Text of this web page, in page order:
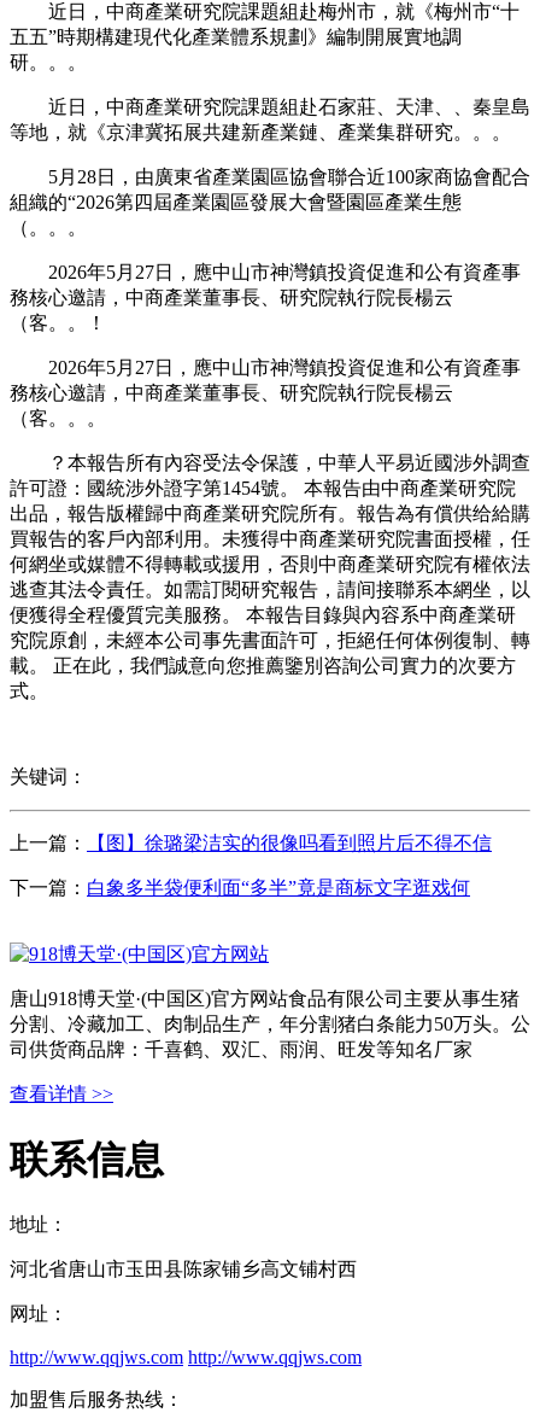
近日，中商產業研究院課題組赴梅州市，就《梅州市“十
五五”時期構建現代化產業體系規劃》編制開展實地調
研。。。
近日，中商產業研究院課題組赴石家莊、天津、、秦皇島
等地，就《京津冀拓展共建新產業鏈、產業集群研究。。。
5月28日，由廣東省產業園區協會聯合近100家商協會配合
組織的“2026第四屆產業園區發展大會暨園區產業生態
（。。。
2026年5月27日，應中山市神灣鎮投資促進和公有資產事
務核心邀請，中商產業董事長、研究院執行院長楊云
（客。。！
2026年5月27日，應中山市神灣鎮投資促進和公有資產事
務核心邀請，中商產業董事長、研究院執行院長楊云
（客。。。
？本報告所有內容受法令保護，中華人平易近國涉外調查
許可證：國統涉外證字第1454號。 本報告由中商產業研究院
出品，報告版權歸中商產業研究院所有。報告為有償供给給購
買報告的客戶內部利用。未獲得中商產業研究院書面授權，任
何網坐或媒體不得轉載或援用，否則中商產業研究院有權依法
逃查其法令責任。如需訂閱研究報告，請间接聯系本網坐，以
便獲得全程優質完美服務。 本報告目錄與內容系中商產業研
究院原創，未經本公司事先書面許可，拒絕任何体例復制、轉
載。 正在此，我們誠意向您推薦鑒別咨詢公司實力的次要方
式。
关键词：
上一篇： 【图】徐璐梁洁实的很像吗看到照片后不得不信
下一篇： 白象多半袋便利面“多半”竟是商标文字逛戏何
唐山918博天堂·(中国区)官方网站食品有限公司主要从事生猪
分割、冷藏加工、肉制品生产，年分割猪白条能力50万头。公
司供货商品牌：千喜鹤、双汇、雨润、旺发等知名厂家
查看详情 >>
联系信息
地址：
河北省唐山市玉田县陈家铺乡高文铺村西
网址：
http://www.qqjws.com http://www.qqjws.com
加盟售后服务热线：